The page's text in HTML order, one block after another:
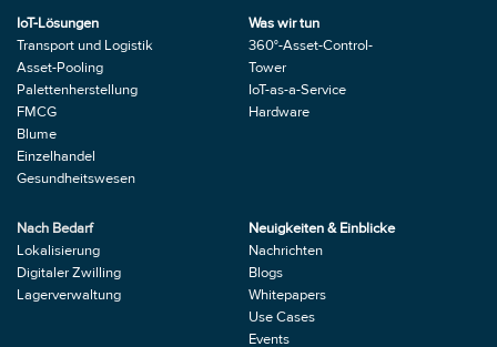
IoT-Lösungen
Transport und Logistik
Asset-Pooling
Palettenherstellung
FMCG
Blume
Einzelhandel
Gesundheitswesen
Was wir tun
360°-Asset-Control-
Tower
IoT-as-a-Service
Hardware
Nach Bedarf
Lokalisierung
Digitaler Zwilling
Lagerverwaltung
Neuigkeiten & Einblicke
Nachrichten
Blogs
Whitepapers
Use Cases
Events